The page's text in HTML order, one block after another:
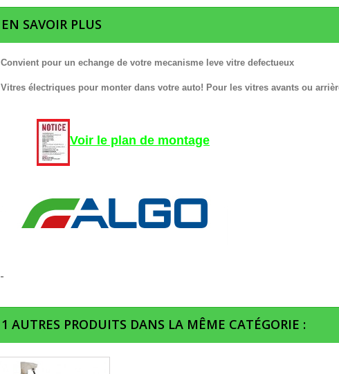
EN SAVOIR PLUS
Convient pour un echange de votre mecanisme leve vitre defectueux
Vitres électriques pour monter dans votre auto! Pour les vitres avants ou
Voir le plan de montage
1 AUTRES PRODUITS DANS LA MÊME CATÉGORIE :